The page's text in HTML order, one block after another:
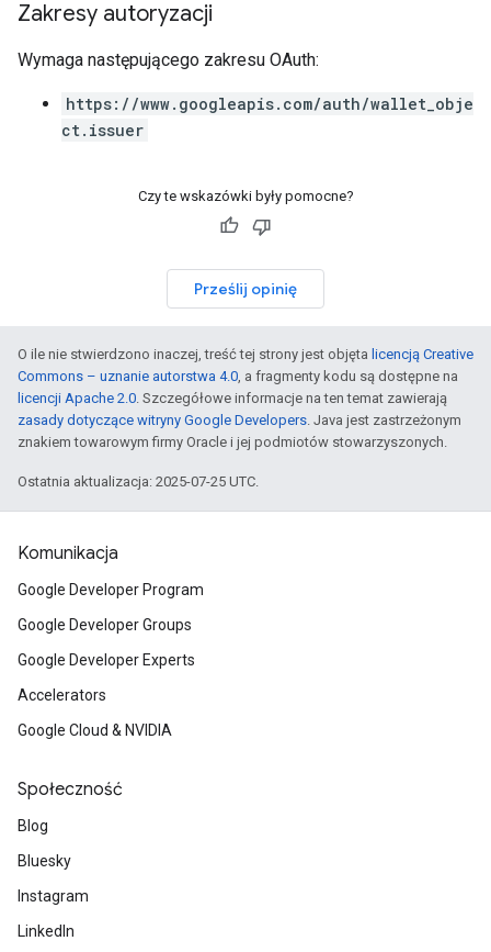
Zakresy autoryzacji
Wymaga następującego zakresu OAuth:
https://www.googleapis.com/auth/wallet_obje
ct.issuer
Czy te wskazówki były pomocne?
Prześlij opinię
O ile nie stwierdzono inaczej, treść tej strony jest objęta licencją Creative
Commons – uznanie autorstwa 4.0, a fragmenty kodu są dostępne na
licencji Apache 2.0. Szczegółowe informacje na ten temat zawierają
zasady dotyczące witryny Google Developers. Java jest zastrzeżonym
znakiem towarowym firmy Oracle i jej podmiotów stowarzyszonych.
Ostatnia aktualizacja: 2025-07-25 UTC.
Komunikacja
Google Developer Program
Google Developer Groups
Google Developer Experts
Accelerators
Google Cloud & NVIDIA
Społeczność
Blog
Bluesky
Instagram
LinkedIn